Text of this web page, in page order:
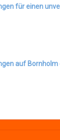
für einen
auf